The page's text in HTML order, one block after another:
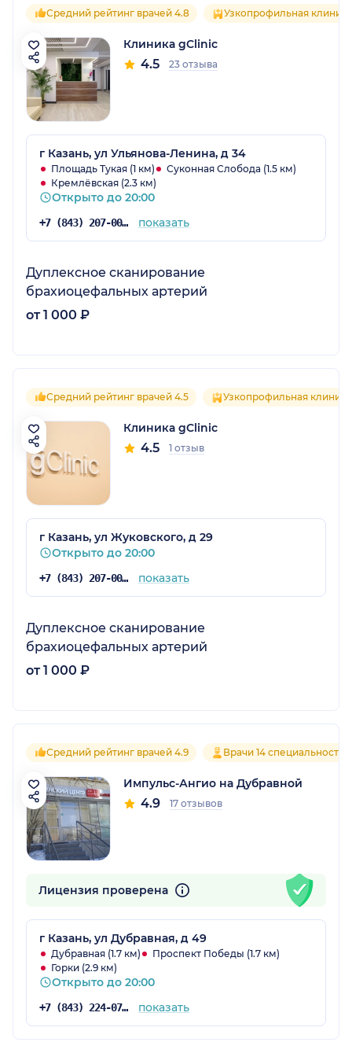
Средний рейтинг врачей 4.8 Узкопрофильная клиника
Клиника gClinic
4.5 23 отзыва
г Казань, ул Ульянова-Ленина, д 34
Площадь Тукая (1 км)
Суконная Слобода (1.5 км)
Кремлёвская (2.3 км)
Открыто до 20:00
+7 (843) 207-00-08 показать
Дуплексное сканирование
брахиоцефальных артерий
от 1 000 ₽
Средний рейтинг врачей 4.5 Узкопрофильная клиника
Клиника gClinic
4.5 1 отзыв
г Казань, ул Жуковского, д 29
Открыто до 20:00
+7 (843) 207-00-08 показать
Дуплексное сканирование
брахиоцефальных артерий
от 1 000 ₽
Средний рейтинг врачей 4.9 Врачи 14 специальностей
Импульс-Ангио на Дубравной
4.9 17 отзывов
Лицензия проверена
г Казань, ул Дубравная, д 49
Дубравная (1.7 км)
Проспект Победы (1.7 км)
Горки (2.9 км)
Открыто до 20:00
+7 (843) 224-07-20 показать